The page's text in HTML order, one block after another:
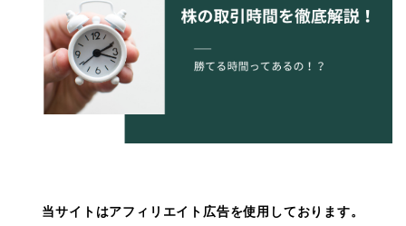
当サイトはアフィリエイト広告を使用しております。